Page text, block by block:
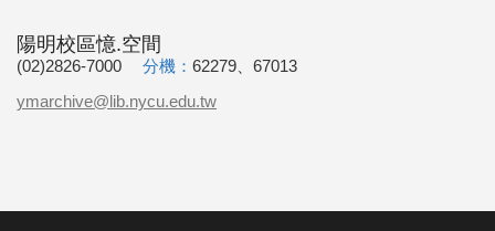
陽明校區憶.空間
(02)2826-7000 分機： 62279、67013
ymarchive@lib.nycu.edu.tw